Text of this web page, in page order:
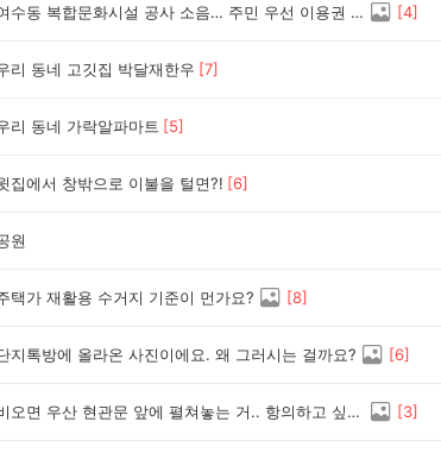
여수동 복합문화시설 공사 소음… 주민 우선 이용권 보상, 어떻게 생각하세요? [4]
리 동네 고깃집 박달재한우 [7]
리 동네 가락알파마트 [5]
집에서 창밖으로 이불을 털면?! [6]
원
택가 재활용 수거지 기준이 먼가요? [8]
지톡방에 올라온 사진이에요. 왜 그러시는 걸까요? [6]
비오면 우산 현관문 앞에 펼쳐놓는 거.. 항의하고 싶네요. [3]